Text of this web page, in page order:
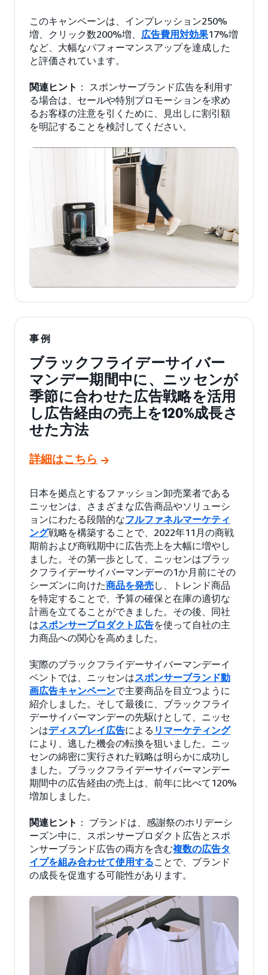
このキャンペーンは、インプレッション250%
増、クリック数200%増、 広告費用対効果17%増
など、大幅なパフォーマンスアップを達成した
と評価されています。
関連ヒント ： スポンサーブランド広告を利用す
る場合は、セールや特別プロモーションを求め
るお客様の注意を引くために、見出しに割引額
を明記することを検討してください。
事例
ブラックフライデーサイバー
マンデー期間中に、ニッセンが
季節に合わせた広告戦略を活用
し広告経由の売上を120%成長さ
せた方法
詳細はこちら
日本を拠点とするファッション卸売業者である
ニッセンは、さまざまな広告商品やソリューシ
ョンにわたる段階的なフルファネルマーケティ
ング戦略を構築することで、2022年11月の商戦
期前および商戦期中に広告売上を大幅に増やし
ました。その第一歩として、ニッセンはブラッ
クフライデーサイバーマンデーの1か月前にその
シーズンに向けた商品を発売し、トレンド商品
を特定することで、予算の確保と在庫の適切な
計画を立てることができました。その後、同社
はスポンサープロダクト広告を使って自社の主
力商品への関心を高めました。
実際のブラックフライデーサイバーマンデーイ
ベントでは、ニッセンはスポンサーブランド動
画広告キャンペーンで主要商品を目立つように
紹介しました。そして最後に、ブラックフライ
デーサイバーマンデーの先駆けとして、ニッセ
ンはディスプレイ広告による リマーケティング
により、逃した機会の転換を狙いました。ニッ
センの綿密に実行された戦略は明らかに成功し
ました。ブラックフライデーサイバーマンデー
期間中の広告経由の売上は、前年に比べて120%
増加しました。
関連ヒント ： ブランドは、感謝祭のホリデーシ
ーズン中に、スポンサープロダクト広告とスポ
ンサーブランド広告の両方を含む複数の広告タ
イプを組み合わせて使用することで、ブランド
の成長を促進する可能性があります。